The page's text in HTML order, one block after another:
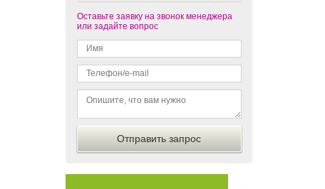
Оставьте заявку на звонок менеджера
или задайте вопрос